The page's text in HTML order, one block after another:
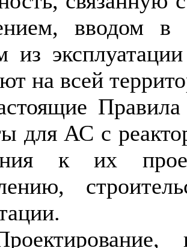
вводом в
из
на всей
для АС с
к их